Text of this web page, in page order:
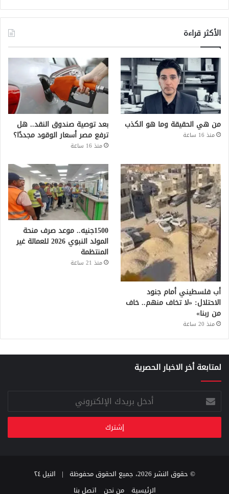
الأكثر قراءة
من هي الحقيقة وما هو الكذب
منذ 16 ساعة
بعد توصية صندوق النقد.. هل
ترفع مصر أسعار الوقود مجددًا؟
منذ 16 ساعة
أب فلسطيني أمام جنود
الاحتلال: «لا تخاف منهم.. خاف
من ربنا»
منذ 20 ساعة
1500جنيه.. موعد صرف منحة
المولد النبوي 2026 للعمالة غير
المنتظمة
منذ 21 ساعة
لمتابعة أخر الاخبار الحصرية
أدخل
بريدك
الإلكتروني
© حقوق النشر 2026، جميع الحقوق محفوظة |
النيل ٢٤
الرئيسية
من نحن اتصل بنا